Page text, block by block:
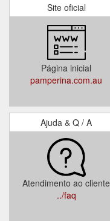
Site oficial
Página inicial
pamperina.com.au
Ajuda & Q / A
Atendimento ao cliente
../faq